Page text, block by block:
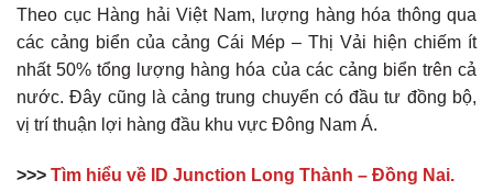
Theo cục Hàng hải Việt Nam, lượng hàng hóa thông qua
các cảng biển của cảng Cái Mép – Thị Vải hiện chiếm ít
nhất 50% tổng lượng hàng hóa của các cảng biển trên cả
nước. Đây cũng là cảng trung chuyển có đầu tư đồng bộ,
vị trí thuận lợi hàng đầu khu vực Đông Nam Á.
>>> Tìm hiểu về ID Junction Long Thành – Đồng Nai.